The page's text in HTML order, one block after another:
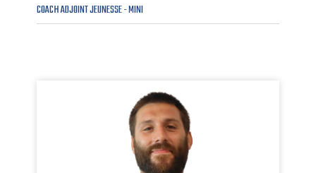
COACH ADJOINT JEUNESSE - MINI